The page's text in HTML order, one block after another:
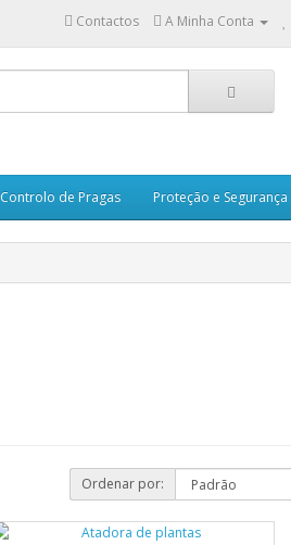
Contactos A Minha Conta
Controlo de Pragas Proteção e Segurança
Ordenar por: